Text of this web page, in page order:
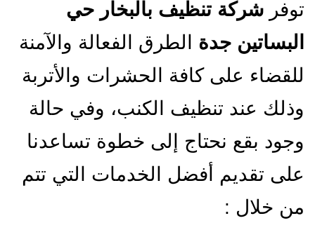
توفر شركة تنظيف بالبخار حي
البساتين جدة الطرق الفعالة والآمنة
للقضاء على كافة الحشرات والأتربة
وذلك عند تنظيف الكنب، وفي حالة
وجود بقع نحتاج إلى خطوة تساعدنا
على تقديم أفضل الخدمات التي تتم
من خلال :